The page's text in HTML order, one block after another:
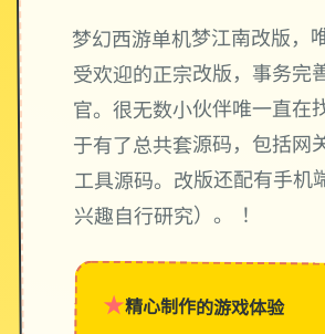
梦幻西游单机梦江南改版，
受欢迎的正宗改版，事务完
官。很无数小伙伴唯一直在
于有了总共套源码，包括网
工具源码。改版还配有手机
兴趣自行研究）。 ！
★精心制作的游戏体验